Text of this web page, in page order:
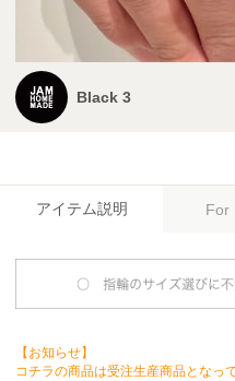
Black 3
アイテム説明 For
【お知らせ】
コチラの商品は受注生産商品となっ